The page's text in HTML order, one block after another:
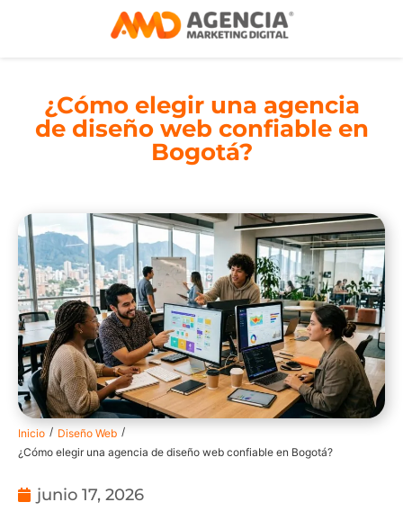
¿Cómo elegir una agencia
de diseño web confiable en
Bogotá?
Inicio / Diseño Web /
¿Cómo elegir una agencia de diseño web confiable en Bogotá?
junio 17, 2026